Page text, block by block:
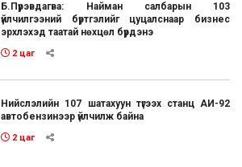
Б.Пүрэвдагва: Найман салбарын 103
үйлчилгээний бүртгэлийг цуцалснаар бизнес
эрхлэхэд таатай нөхцөл бүрдэнэ
2 цаг
Нийслэлийн 107 шатахуун түгээх станц АИ-92
автобензинээр үйлчилж байна
2 цаг